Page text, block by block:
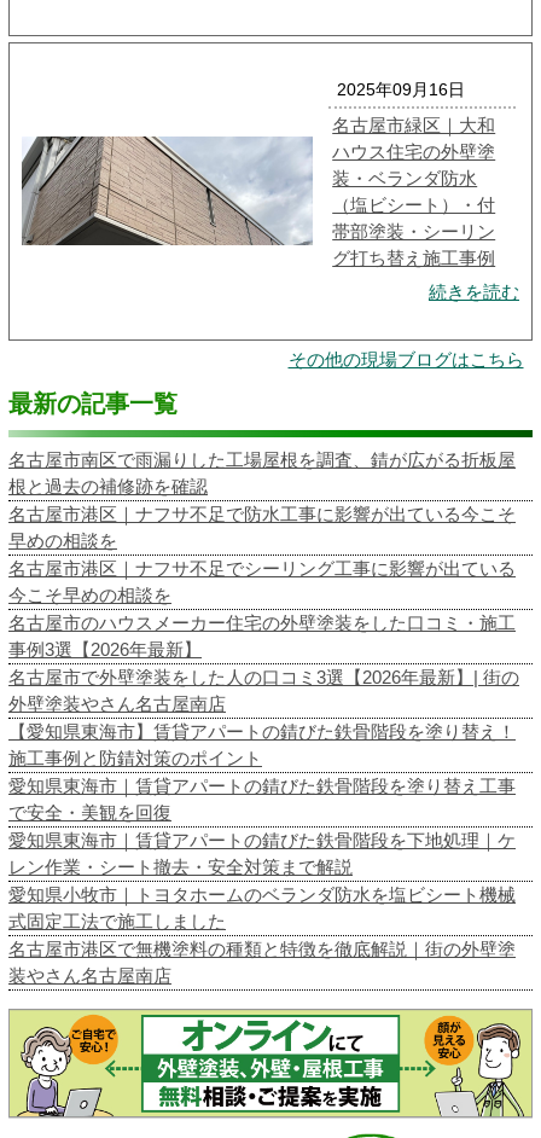
2025年09月16日
名古屋市緑区｜大和
ハウス住宅の外壁塗
装・ベランダ防水
（塩ビシート）・付
帯部塗装・シーリン
グ打ち替え施工事例
続きを読む
その他の現場ブログはこちら
最新の記事一覧
名古屋市南区で雨漏りした工場屋根を調査、錆が広がる折板屋
根と過去の補修跡を確認
名古屋市港区｜ナフサ不足で防水工事に影響が出ている今こそ
早めの相談を
名古屋市港区｜ナフサ不足でシーリング工事に影響が出ている
今こそ早めの相談を
名古屋市のハウスメーカー住宅の外壁塗装をした口コミ・施工
事例3選【2026年最新】
名古屋市で外壁塗装をした人の口コミ3選【2026年最新】| 街の
外壁塗装やさん名古屋南店
【愛知県東海市】賃貸アパートの錆びた鉄骨階段を塗り替え！
施工事例と防錆対策のポイント
愛知県東海市｜賃貸アパートの錆びた鉄骨階段を塗り替え工事
で安全・美観を回復
愛知県東海市｜賃貸アパートの錆びた鉄骨階段を下地処理｜ケ
レン作業・シート撤去・安全対策まで解説
愛知県小牧市｜トヨタホームのベランダ防水を塩ビシート機械
式固定工法で施工しました
名古屋市港区で無機塗料の種類と特徴を徹底解説｜街の外壁塗
装やさん名古屋南店